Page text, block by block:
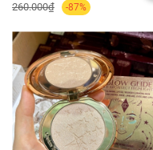
260.000₫ -87%